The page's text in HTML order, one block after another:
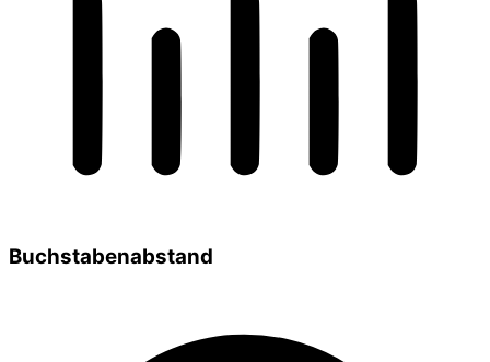
Buchstabenabstand